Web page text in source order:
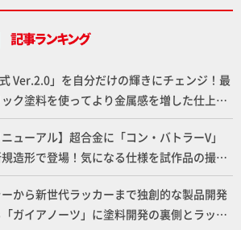
式 Ver.2.0」を自分だけの輝きにチェンジ！最
ク塗料を使ってより金属感を増した仕上が
し読み】
ニューアル】超合金に「コン・バトラーV」
造形で登場！気になる仕様を試作品の撮り
紹介!!さらに「大鉄人17」＆「ワンエイ
情報もお届け！【超合金の魂】
から新世代ラッカーまで独創的な製品開発
ガイアノーツ」に塗料開発の裏側とラッカ